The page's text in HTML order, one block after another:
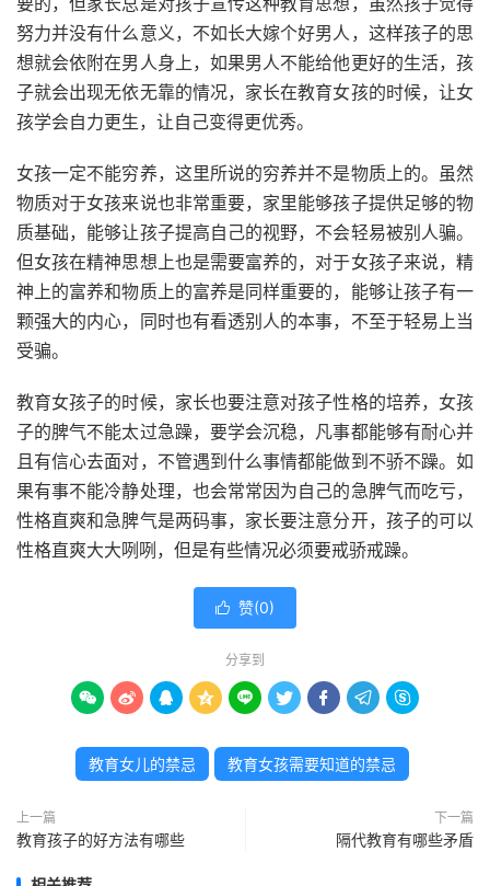
努力并没有什么意义，不如长大嫁个好男人，这样孩子的思
想就会依附在男人身上，如果男人不能给他更好的生活，孩
子就会出现无依无靠的情况，家长在教育女孩的时候，让女
孩学会自力更生，让自己变得更优秀。
女孩一定不能穷养，这里所说的穷养并不是物质上的。虽然
物质对于女孩来说也非常重要，家里能够孩子提供足够的物
质基础，能够让孩子提高自己的视野，不会轻易被别人骗。
但女孩在精神思想上也是需要富养的，对于女孩子来说，精
神上的富养和物质上的富养是同样重要的，能够让孩子有一
颗强大的内心，同时也有看透别人的本事，不至于轻易上当
受骗。
教育女孩子的时候，家长也要注意对孩子性格的培养，女孩
子的脾气不能太过急躁，要学会沉稳，凡事都能够有耐心并
且有信心去面对，不管遇到什么事情都能做到不骄不躁。如
果有事不能冷静处理，也会常常因为自己的急脾气而吃亏，
性格直爽和急脾气是两码事，家长要注意分开，孩子的可以
性格直爽大大咧咧，但是有些情况必须要戒骄戒躁。
 赞(0)
分享到
        
教育女儿的禁忌 教育女孩需要知道的禁忌
上一篇
教育孩子的好方法有哪些
下一篇
隔代教育有哪些矛盾